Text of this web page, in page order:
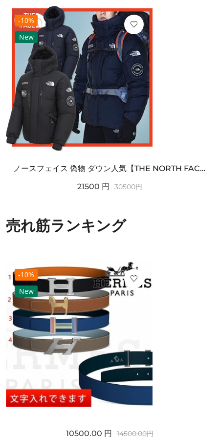
-10%
New
ノースフェイス 偽物 ダウン人気【THE NORTH FACE】M'S 7 SUMMIT HIM...
21500 円 30500円
売れ筋ランキング
-10%
New
10500.00 円 14500.00円